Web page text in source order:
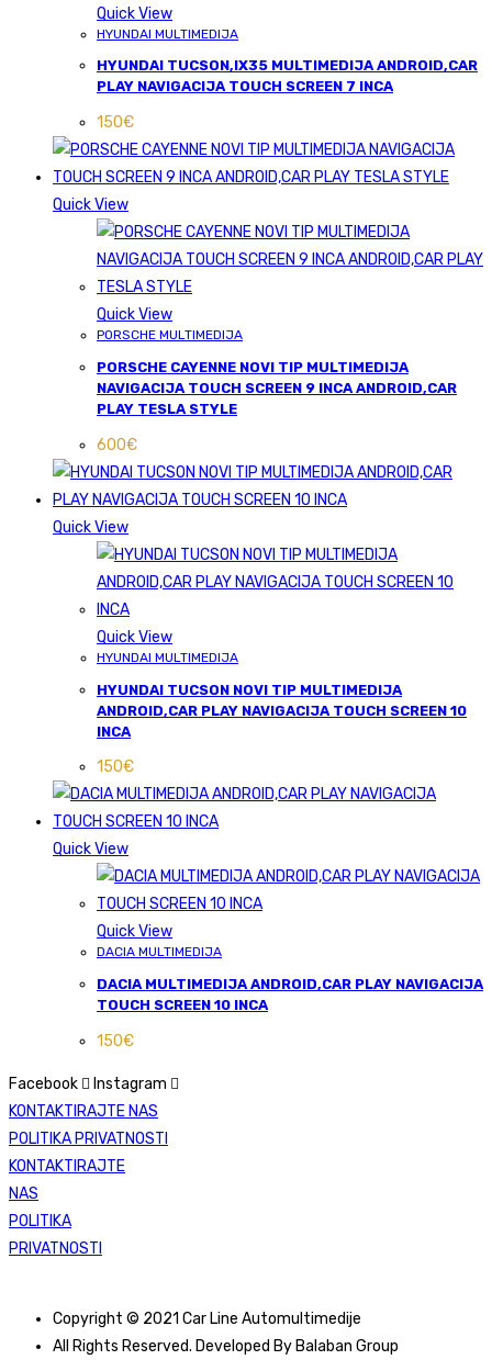
Quick View
HYUNDAI MULTIMEDIJA
HYUNDAI TUCSON,IX35 MULTIMEDIJA ANDROID,CAR
PLAY NAVIGACIJA TOUCH SCREEN 7 INCA
150€
Quick View
Quick View
PORSCHE MULTIMEDIJA
PORSCHE CAYENNE NOVI TIP MULTIMEDIJA
NAVIGACIJA TOUCH SCREEN 9 INCA ANDROID,CAR
PLAY TESLA STYLE
600€
Quick View
Quick View
HYUNDAI MULTIMEDIJA
HYUNDAI TUCSON NOVI TIP MULTIMEDIJA
ANDROID,CAR PLAY NAVIGACIJA TOUCH SCREEN 10
INCA
150€
Quick View
Quick View
DACIA MULTIMEDIJA
DACIA MULTIMEDIJA ANDROID,CAR PLAY NAVIGACIJA
TOUCH SCREEN 10 INCA
150€
Facebook
Instagram
KONTAKTIRAJTE NAS
POLITIKA PRIVATNOSTI
KONTAKTIRAJTE
NAS
POLITIKA
PRIVATNOSTI
Copyright © 2021 Car Line Automultimedije
All Rights Reserved. Developed By Balaban Group